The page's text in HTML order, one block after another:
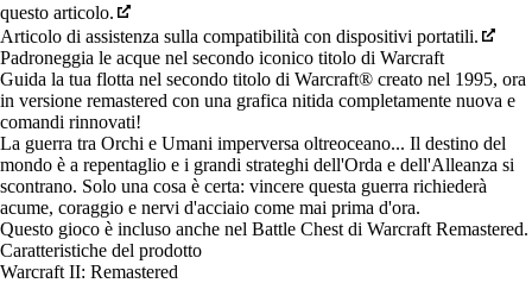
questo articolo.
Articolo di assistenza sulla compatibilità con dispositivi portatili.
Padroneggia le acque nel secondo iconico titolo di Warcraft
Guida la tua flotta nel secondo titolo di Warcraft® creato nel 1995, ora
in versione remastered con una grafica nitida completamente nuova e
comandi rinnovati!
La guerra tra Orchi e Umani imperversa oltreoceano... Il destino del
mondo è a repentaglio e i grandi strateghi dell'Orda e dell'Alleanza si
scontrano. Solo una cosa è certa: vincere questa guerra richiederà
acume, coraggio e nervi d'acciaio come mai prima d'ora.
Questo gioco è incluso anche nel Battle Chest di Warcraft Remastered.
Caratteristiche del prodotto
Warcraft II: Remastered